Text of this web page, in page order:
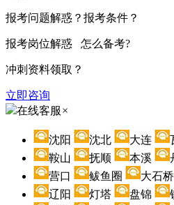
报考问题解惑？报考条件？
报考岗位解惑 怎么备考?
冲刺资料领取？
立即咨询
在线客服 ×
沈阳 沈北 大连
鞍山
抚顺 本溪
营口
鲅鱼圈 大石桥
辽阳
灯塔 盘锦